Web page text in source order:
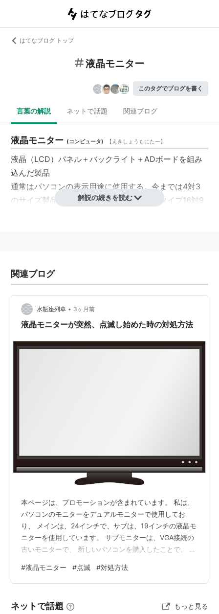
はてなブログ トップ
液晶モニター
このタグでブログを書く
言葉の解説 ネットで話題 関連ブログ
液晶モニター (コンピュータ) 【 えきしょうもにたー】
液晶（LCD）パネル＋バックライト＋ADボードを組み
込んだ製品
通常はパソコンの表示用途に使用する。今までは4対3
のサイズ製品が主流でしたが近年はワイドタイプ16対9
画面サイズ（対角線） ４：３ １６：９
インチ センチ 高さ 幅 高さ 幅
15 38.1 22.9 30.5 18.7 33.2
17 43.2 25.9 34.6 21.2 37.6
19 48.3 29.0 38.6 23.7 42.1
32 81.3 48.8 65.0 39.9 70.8
20型〜 UXGA 1600×1200 ドット
19型ワイド WXGA+ 1440× 800 ドット
フルHD 1920×1080 ドット
解説の続きを読む
関連ブログ
水瓶座列車 • 3ヶ月前
液晶モニターが突然、点滅し始めた時の対処方法
本ページは、プロモーションが含まれています。 私は、
パソコンのモニターをデュアルモニターで使用してお
り、 メインは、24インチで、サブは、19インチの液晶モ
ニターを使用しています。 サブモニターは、VGA接続の
古いモニターで、 新しいパソコンを購入したことで、 サ
ろ、突然サブモニターの液晶画面が点滅し始めました。
デュアルモニターは使い勝手が良かったので、できれば
で、そろそろ寿命かなあ・・と思いました。 しかし、少
#液晶モニター #点滅 #対処方法
ネットで話題 もっと見る